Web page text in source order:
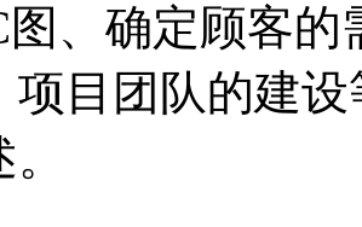
图、确定顾客
项目团队的建